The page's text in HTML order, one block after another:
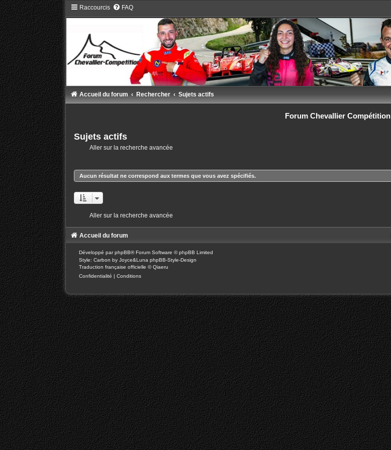
Raccourcis FAQ
Accueil du forum Rechercher Sujets actifs
Forum Chevallier Compétition
Sujets actifs
Aller sur la recherche avancée
Aucun résultat ne correspond aux termes que vous avez spécifiés.
Aller sur la recherche avancée
Accueil du forum
Développé parphpBB® Forum Software © phpBB Limited
Style: Carbon by Joyce&Luna phpBB-Style-Design
Traduction française officielle ©Qiaeru
Confidentialité | Conditions